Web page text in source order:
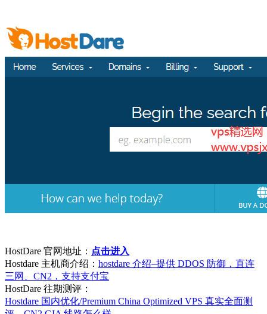
HostDare 官网地址： 点击进入
Hostdare 主机商介绍： hostdare 介绍–提供 DDOS 防御，直连
三网、CN2，支持支付宝
HostDare 往期测评：
Hostdare 国内优化/Premium China Optimized VPS 真实全面测